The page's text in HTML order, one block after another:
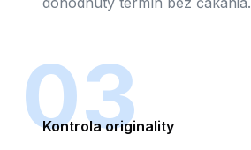
03
Kontrola originality